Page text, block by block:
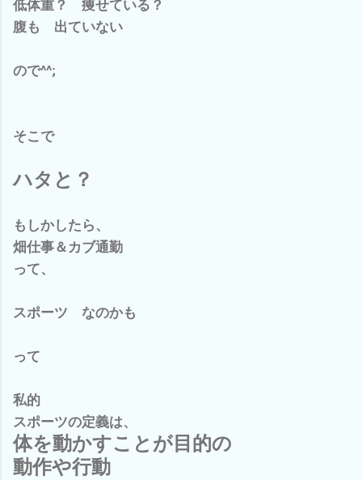
低体重？ 痩せている？
腹も 出ていない
ので^^;
そこで
ハタと？
もしかしたら、
畑仕事＆カブ通勤
って、
スポーツ なのかも
って
私的
スポーツの定義は、
体を動かすことが目的の
動作や行動